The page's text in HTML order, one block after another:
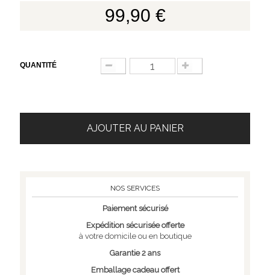
99,90 €
QUANTITÉ
AJOUTER AU PANIER
NOS SERVICES
Paiement sécurisé
Expédition sécurisée offerte
à votre domicile ou en boutique
Garantie 2 ans
Emballage cadeau offert